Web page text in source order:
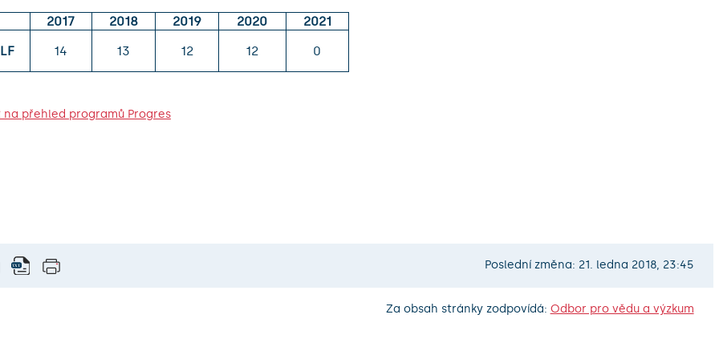
2017 2018 2019 2020
2021
14 13 12 12 0
na přehled programů Progres
Poslední změna: 21. ledna 2018, 23:45
Za obsah stránky zodpovídá: Odbor pro vědu a výzkum